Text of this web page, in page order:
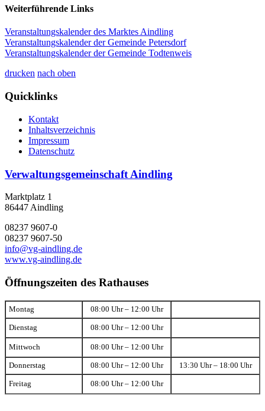
Weiterführende Links
Veranstaltungskalender des Marktes Aindling
Veranstaltungskalender der Gemeinde Petersdorf
Veranstaltungskalender der Gemeinde Todtenweis
drucken nach oben
Quicklinks
Kontakt
Inhaltsverzeichnis
Impressum
Datenschutz
Verwaltungsgemeinschaft Aindling
Marktplatz 1
86447 Aindling
08237 9607-0
08237 9607-50
info@vg-aindling.de
www.vg-aindling.de
Öffnungszeiten des Rathauses
Montag 08:00 Uhr – 12:00 Uhr
Dienstag 08:00 Uhr – 12:00 Uhr
Mittwoch 08:00 Uhr – 12:00 Uhr
Donnerstag 08:00 Uhr – 12:00 Uhr 13:30 Uhr – 18:00 Uhr
Freitag 08:00 Uhr – 12:00 Uhr